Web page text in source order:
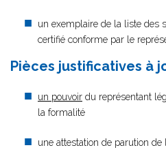
un exemplaire de la liste des
certifié conforme par le
Pièces justificatives à
un pouvoir du représentant
la formalité
une attestation de parution de